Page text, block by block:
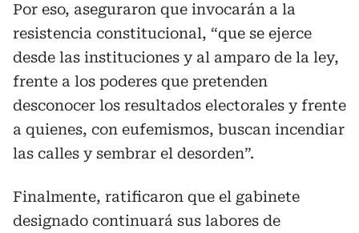
Por eso, aseguraron que invocarán a la
resistencia constitucional, “que se ejerce
desde las instituciones y al amparo de la ley,
frente a los poderes que pretenden
desconocer los resultados electorales y frente
a quienes, con eufemismos, buscan incendiar
las calles y sembrar el desorden”.
Finalmente, ratificaron que el gabinete
designado continuará sus labores de